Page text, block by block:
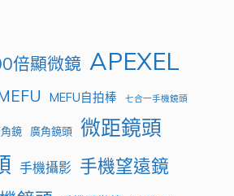
倍顯微鏡 APEXEL
MEFU自拍棒 七合一手機鏡頭
鏡 廣角鏡頭 微距鏡頭
手機攝影 手機望遠鏡